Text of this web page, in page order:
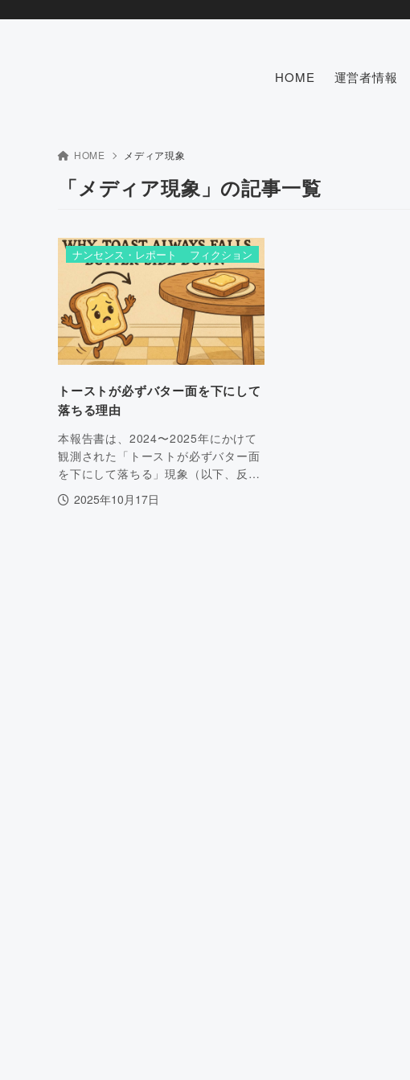
HOME 運営者情報
HOME メディア現象
「メディア現象」の記事一覧
トーストが必ずバター面を下にして
落ちる理由
本報告書は、2024〜2025年にかけて
観測された「トーストが必ずバター面
を下にして落ちる」現象（以下、反…
2025年10月17日
ナンセンス・レポート フィクション